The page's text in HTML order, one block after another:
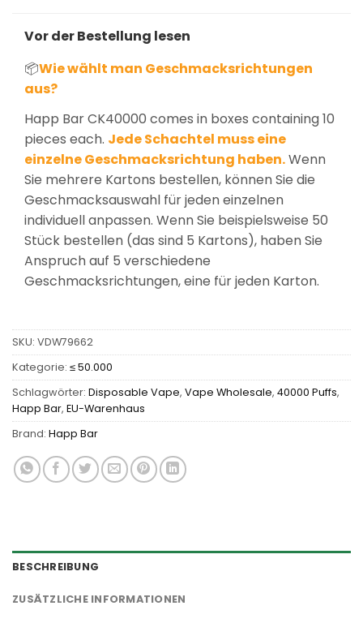
Vor der Bestellung lesen
📦Wie wählt man Geschmacksrichtungen
aus?
Happ Bar CK40000 comes in boxes containing 10
pieces each. Jede Schachtel muss eine
einzelne Geschmacksrichtung haben.Wenn
Sie mehrere Kartons bestellen, können Sie die
Geschmacksauswahl für jeden einzelnen
individuell anpassen. Wenn Sie beispielsweise 50
Stück bestellen (das sind 5 Kartons), haben Sie
Anspruch auf 5 verschiedene
Geschmacksrichtungen, eine für jeden Karton.
SKU: VDW79662
Kategorie: ≤ 50.000
Schlagwörter: Disposable Vape, Vape Wholesale, 40000 Puffs,
Happ Bar, EU-Warenhaus
Brand: Happ Bar
BESCHREIBUNG
ZUSÄTZLICHE INFORMATIONEN